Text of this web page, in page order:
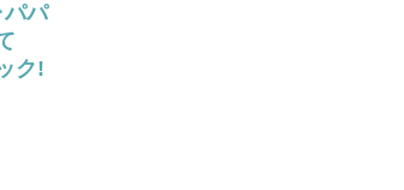
パパ
ク!